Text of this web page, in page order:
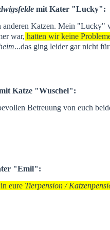
mit Kater "Lucky":
anderen Katzen. Mein "Lucky"
war, hatten wir keine
...das ging leider gar nicht
Katze "Wuschel":
Betreuung von euch
"Emil":
eure Tierpension /